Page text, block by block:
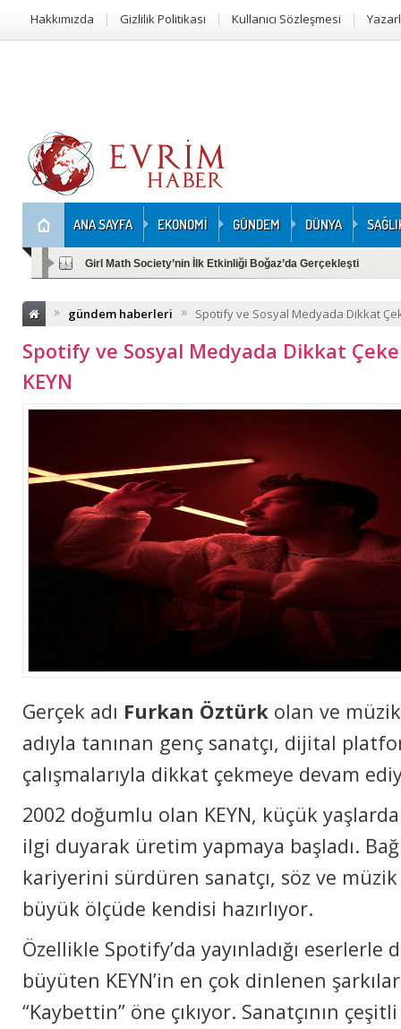
Hakkımızda Gizlilik Politikası Kullanıcı Sözleşmesi
ANA SAYFA EKONOMİ GÜNDEM DÜNYA
Girl Math Society’nin İlk Etkinliği Boğaz’da Gerçekleşti
» gündem haberleri » Spotify ve Sosyal Medyada Dikkat
Spotify ve Sosyal Medyada Dikkat
KEYN
Gerçek adı Furkan Öztürk olan ve
adıyla tanınan genç sanatçı, dijital
çalışmalarıyla dikkat çekmeye devam
2002 doğumlu olan KEYN, küçük
ilgi duyarak üretim yapmaya başladı.
kariyerini sürdüren sanatçı, söz ve müzik
büyük ölçüde kendisi hazırlıyor.
Özellikle Spotify’da yayınladığı
büyüten KEYN’in en çok dinlenen
“Kaybettin” öne çıkıyor. Sanatçının